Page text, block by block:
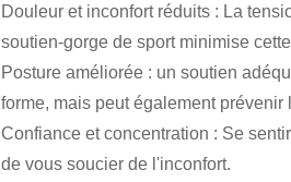
Douleur et inconfort réduits : La
soutien-gorge de sport minimise
Posture améliorée : un soutien
forme, mais peut également
Confiance et concentration : Se
de vous soucier de l'inconfort.